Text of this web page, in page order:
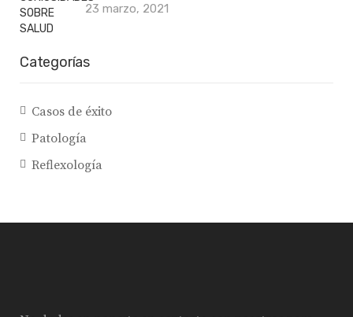
23 marzo, 2021
Categorías
Casos de éxito
Patología
Reflexología